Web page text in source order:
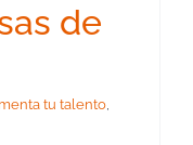
de
tu talento